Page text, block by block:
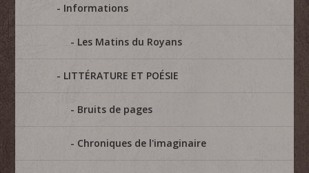
Informations
Les Matins du Royans
LITTÉRATURE ET POÉSIE
Bruits de pages
Chroniques de l'imaginaire